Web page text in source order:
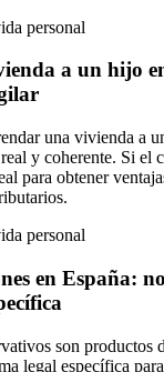
personal
a un hijo
una vivienda a
y coherente. Si el
para obtener
personal
en España:
son productos
legal específica